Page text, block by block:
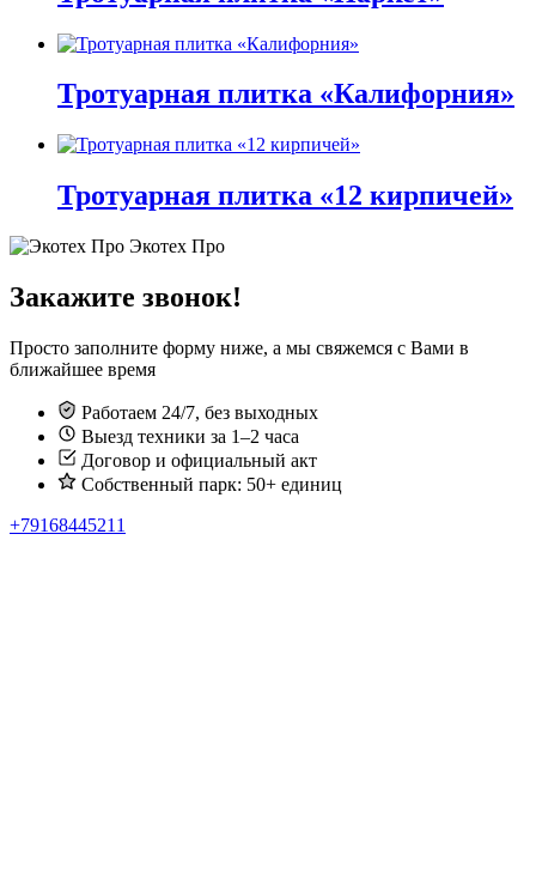
можно
на
странице
Этот
имеет
несколько
Опции
выбрать
на
странице
товара.
Тротуарная плитка «Калифорния»
Этот
имеет
несколько
Опции
выбрать
товара.
Тротуарная плитка «12 кирпичей»
Этот
несколько
Опции
можно
выбрать
на
странице
товара.
Экотех Про
Закажите звонок!
Просто заполните форму ниже, а мы свяжемся с Вами в
ближайшее время
Работаем 24/7, без выходных
Выезд техники за 1–2 часа
Договор и официальный акт
Собственный парк: 50+ единиц
+79168445211